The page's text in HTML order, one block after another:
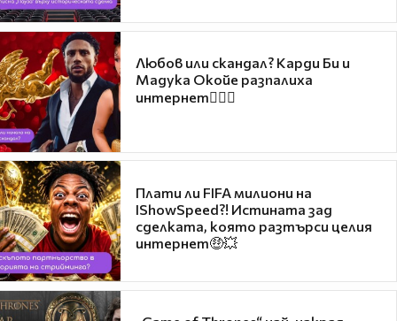
Любов или скандал? Карди Би и
Мадука Окойе разпалиха
интернет❤️‍🔥🔥
Плати ли FIFA милиони на
IShowSpeed?! Истината зад
сделката, която разтърси целия
интернет🤑💥